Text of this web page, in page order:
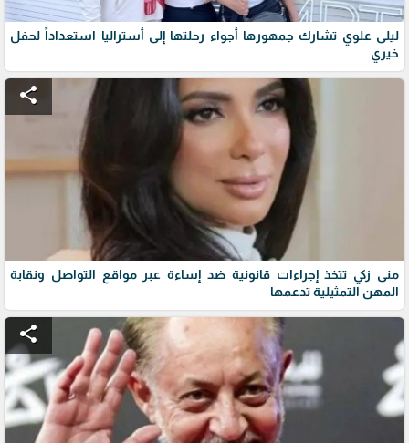
ليلى علوي تشارك جمهورها أجواء رحلتها إلى أستراليا استعداداً لحفل
خيري
share
منى زكي تتخذ إجراءات قانونية ضد إساءة عبر مواقع التواصل ونقابة
المهن التمثيلية تدعمها
share